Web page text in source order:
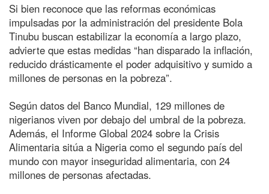
Si bien reconoce que las reformas económicas
impulsadas por la administración del presidente Bola
Tinubu buscan estabilizar la economía a largo plazo,
advierte que estas medidas “han disparado la inflación,
reducido drásticamente el poder adquisitivo y sumido a
millones de personas en la pobreza”.
Según datos del Banco Mundial, 129 millones de
nigerianos viven por debajo del umbral de la pobreza.
Además, el Informe Global 2024 sobre la Crisis
Alimentaria sitúa a Nigeria como el segundo país del
mundo con mayor inseguridad alimentaria, con 24
millones de personas afectadas.